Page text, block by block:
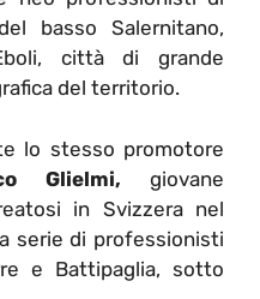
basso Salernitano,
città di grande
del territorio.
lo stesso promotore
Glielmi, giovane
in Svizzera nel
serie di professionisti
e Battipaglia, sotto